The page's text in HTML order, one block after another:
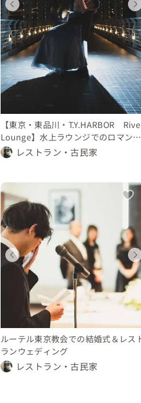
150 〜 200 万円
要相談
ウェディングフォト
東京都
12 〜 14 万円
【東京・東品川・T.Y.HARBOR
Lounge】水上ラウンジでのロマンテ
ィックフォトウェディング
レストラン・古民家
〜 10 万円
ウェディング
東京都
200 〜 250 万円
ウェディング
東京都
10 〜 30 万円
ウェディング
東京都
250 〜 300 万円
ルーテル東京教会での結婚式＆レス
ランウェディング
レストラン・古民家
ウェディング
東京都
350 〜 400 万円